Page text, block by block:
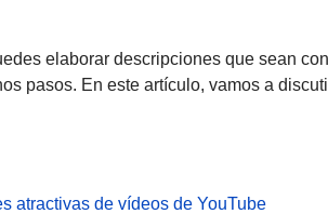
elaborar descripciones que sean
pasos. En este artículo, vamos a
atractivas de vídeos de YouTube